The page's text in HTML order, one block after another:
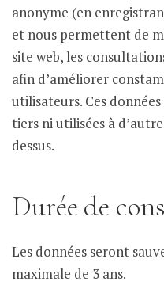
anonyme (en
et nous permettent de
site web, les
afin d’améliorer
utilisateurs. Ces
tiers ni utilisées à
dessus.
Durée de
Les données seront
maximale de 3 ans.